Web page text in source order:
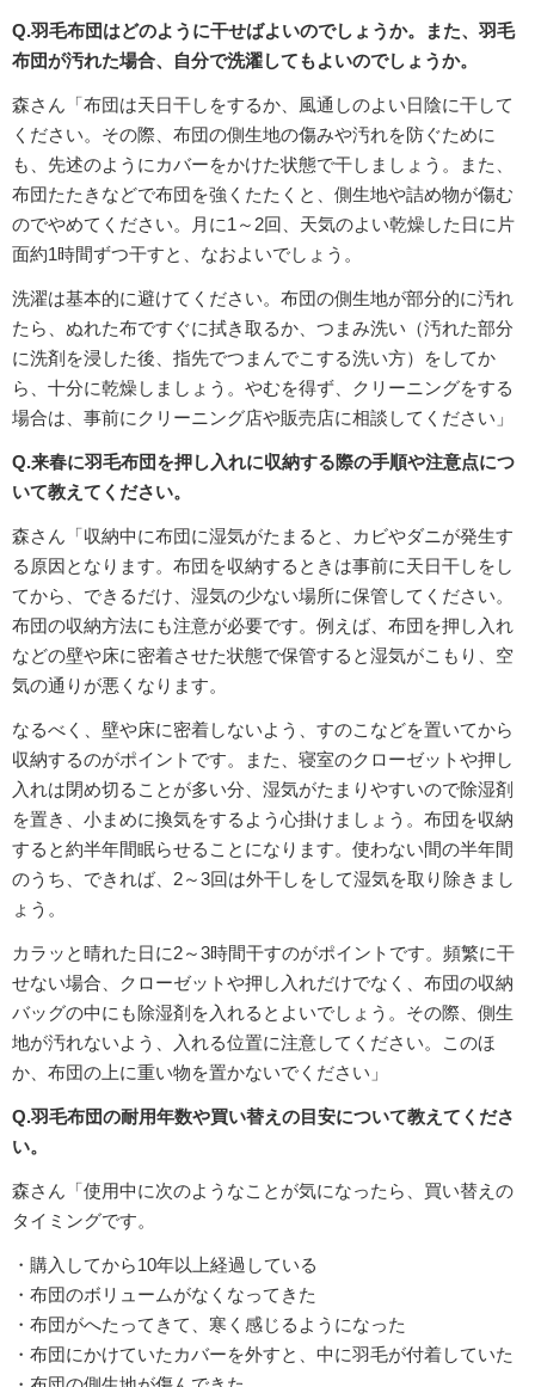
Q.羽毛布団はどのように干せばよいのでしょうか。また、羽毛
布団が汚れた場合、自分で洗濯してもよいのでしょうか。
森さん「布団は天日干しをするか、風通しのよい日陰に干して
ください。その際、布団の側生地の傷みや汚れを防ぐために
も、先述のようにカバーをかけた状態で干しましょう。また、
布団たたきなどで布団を強くたたくと、側生地や詰め物が傷む
のでやめてください。月に1～2回、天気のよい乾燥した日に片
面約1時間ずつ干すと、なおよいでしょう。
洗濯は基本的に避けてください。布団の側生地が部分的に汚れ
たら、ぬれた布ですぐに拭き取るか、つまみ洗い（汚れた部分
に洗剤を浸した後、指先でつまんでこする洗い方）をしてか
ら、十分に乾燥しましょう。やむを得ず、クリーニングをする
場合は、事前にクリーニング店や販売店に相談してください」
Q.来春に羽毛布団を押し入れに収納する際の手順や注意点につ
いて教えてください。
森さん「収納中に布団に湿気がたまると、カビやダニが発生す
る原因となります。布団を収納するときは事前に天日干しをし
てから、できるだけ、湿気の少ない場所に保管してください。
布団の収納方法にも注意が必要です。例えば、布団を押し入れ
などの壁や床に密着させた状態で保管すると湿気がこもり、空
気の通りが悪くなります。
なるべく、壁や床に密着しないよう、すのこなどを置いてから
収納するのがポイントです。また、寝室のクローゼットや押し
入れは閉め切ることが多い分、湿気がたまりやすいので除湿剤
を置き、小まめに換気をするよう心掛けましょう。布団を収納
すると約半年間眠らせることになります。使わない間の半年間
のうち、できれば、2～3回は外干しをして湿気を取り除きまし
ょう。
カラッと晴れた日に2～3時間干すのがポイントです。頻繁に干
せない場合、クローゼットや押し入れだけでなく、布団の収納
バッグの中にも除湿剤を入れるとよいでしょう。その際、側生
地が汚れないよう、入れる位置に注意してください。このほ
か、布団の上に重い物を置かないでください」
Q.羽毛布団の耐用年数や買い替えの目安について教えてくださ
い。
森さん「使用中に次のようなことが気になったら、買い替えの
タイミングです。
・購入してから10年以上経過している
・布団のボリュームがなくなってきた
・布団がへたってきて、寒く感じるようになった
・布団にかけていたカバーを外すと、中に羽毛が付着していた